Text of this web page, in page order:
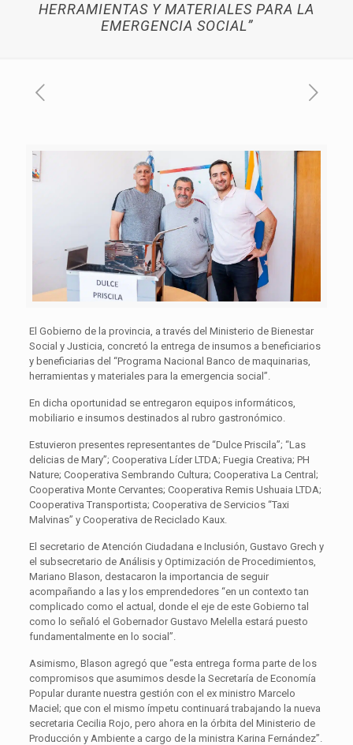
HERRAMIENTAS Y MATERIALES PARA LA
EMERGENCIA SOCIAL”
El Gobierno de la provincia, a través del Ministerio de Bienestar
Social y Justicia, concretó la entrega de insumos a beneficiarios
y beneficiarias del “Programa Nacional Banco de maquinarias,
herramientas y materiales para la emergencia social”.
En dicha oportunidad se entregaron equipos informáticos,
mobiliario e insumos destinados al rubro gastronómico.
Estuvieron presentes representantes de “Dulce Priscila”; “Las
delicias de Mary”; Cooperativa Líder LTDA; Fuegia Creativa; PH
Nature; Cooperativa Sembrando Cultura; Cooperativa La Central;
Cooperativa Monte Cervantes; Cooperativa Remis Ushuaia LTDA;
Cooperativa Transportista; Cooperativa de Servicios “Taxi
Malvinas” y Cooperativa de Reciclado Kaux.
El secretario de Atención Ciudadana e Inclusión, Gustavo Grech y
el subsecretario de Análisis y Optimización de Procedimientos,
Mariano Blason, destacaron la importancia de seguir
acompañando a las y los emprendedores “en un contexto tan
complicado como el actual, donde el eje de este Gobierno tal
como lo señaló el Gobernador Gustavo Melella estará puesto
fundamentalmente en lo social”.
Asimismo, Blason agregó que “esta entrega forma parte de los
compromisos que asumimos desde la Secretaría de Economía
Popular durante nuestra gestión con el ex ministro Marcelo
Maciel; que con el mismo ímpetu continuará trabajando la nueva
secretaria Cecilia Rojo, pero ahora en la órbita del Ministerio de
Producción y Ambiente a cargo de la ministra Karina Fernández”.